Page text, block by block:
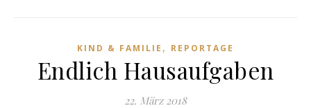
KIND & FAMILIE , REPORTAGE
Endlich Hausaufgaben
22. März 2018